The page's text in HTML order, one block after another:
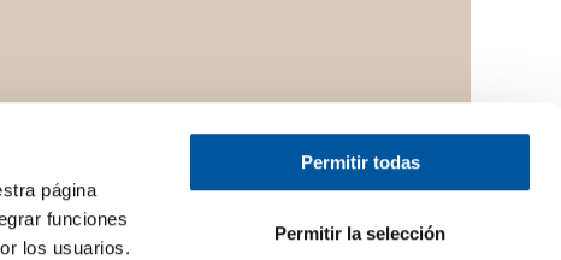
página
funciones
los usuarios.
Permitir todas
Permitir la selección